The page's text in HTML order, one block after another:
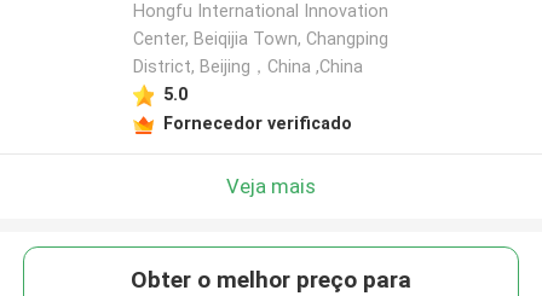
Hongfu International Innovation
Center, Beiqijia Town, Changping
District, Beijing，China ,China
5.0
Fornecedor verificado
Veja mais
Obter o melhor preço para